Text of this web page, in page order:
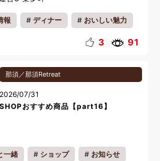
報 ディナー おいしい魅力
3 91
那須／那須Retreat
2026/07/31
SHOPおすすめ商品【part16】
一緒 ショップ お知らせ